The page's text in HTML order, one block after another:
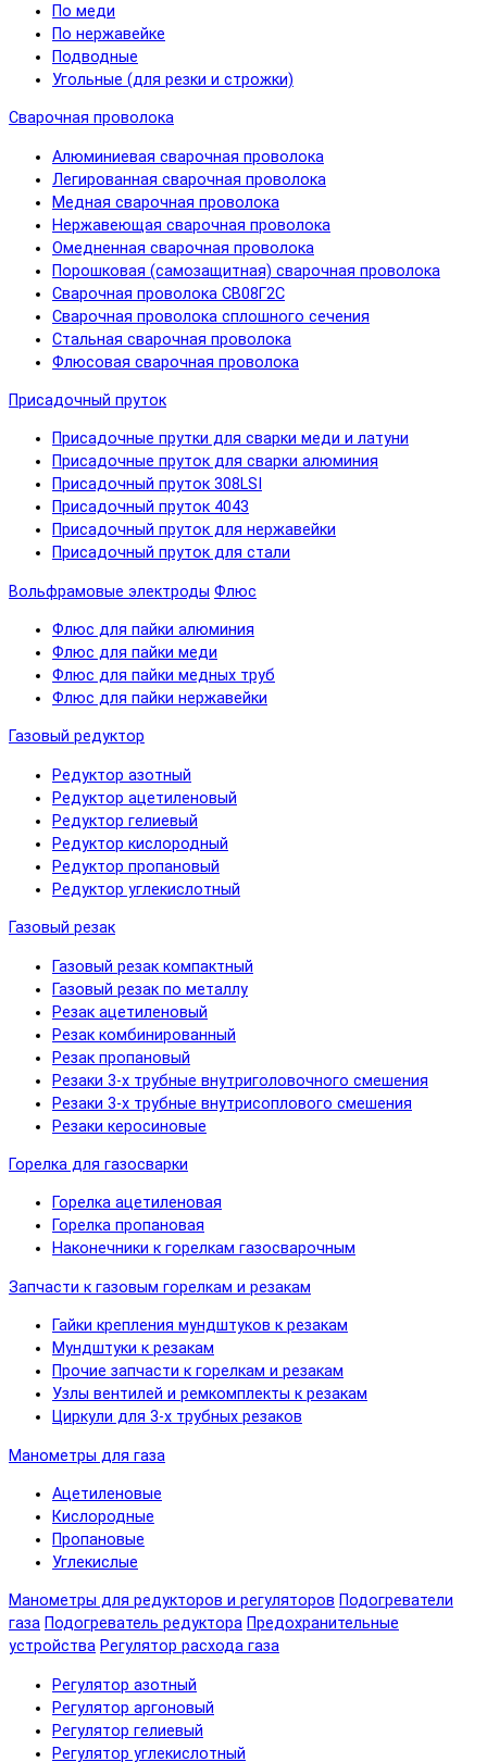
По меди
По нержавейке
Подводные
Угольные (для резки и строжки)
Сварочная проволока
Алюминиевая сварочная проволока
Легированная сварочная проволока
Медная сварочная проволока
Нержавеющая сварочная проволока
Омедненная сварочная проволока
Порошковая (самозащитная) сварочная проволока
Сварочная проволока СВ08Г2С
Сварочная проволока сплошного сечения
Стальная сварочная проволока
Флюсовая сварочная проволока
Присадочный пруток
Присадочные прутки для сварки меди и латуни
Присадочные пруток для сварки алюминия
Присадочный пруток 308LSI
Присадочный пруток 4043
Присадочный пруток для нержавейки
Присадочный пруток для стали
Вольфрамовые электроды Флюс
Флюс для пайки алюминия
Флюс для пайки меди
Флюс для пайки медных труб
Флюс для пайки нержавейки
Газовый редуктор
Редуктор азотный
Редуктор ацетиленовый
Редуктор гелиевый
Редуктор кислородный
Редуктор пропановый
Редуктор углекислотный
Газовый резак
Газовый резак компактный
Газовый резак по металлу
Резак ацетиленовый
Резак комбинированный
Резак пропановый
Резаки 3-х трубные внутриголовочного смешения
Резаки 3-х трубные внутрисоплового смешения
Резаки керосиновые
Горелка для газосварки
Горелка ацетиленовая
Горелка пропановая
Наконечники к горелкам газосварочным
Запчасти к газовым горелкам и резакам
Гайки крепления мундштуков к резакам
Мундштуки к резакам
Прочие запчасти к горелкам и резакам
Узлы вентилей и ремкомплекты к резакам
Циркули для 3-х трубных резаков
Манометры для газа
Ацетиленовые
Кислородные
Пропановые
Углекислые
Манометры для редукторов и регуляторов Подогреватели
газа Подогреватель редуктора Предохранительные
устройства Регулятор расхода газа
Регулятор азотный
Регулятор аргоновый
Регулятор гелиевый
Регулятор углекислотный